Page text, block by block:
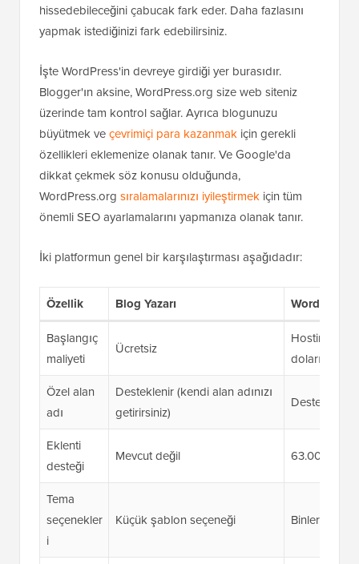
hissedebileceğini çabucak fark eder. Daha fazlasını
yapmak istediğinizi fark edebilirsiniz.
İşte WordPress'in devreye girdiği yer burasıdır.
Blogger'ın aksine, WordPress.org size web siteniz
üzerinde tam kontrol sağlar. Ayrıca blogunuzu
büyütmek veçevrimiçi para kazanmak için gerekli
özellikleri eklemenize olanak tanır. Ve Google'da
dikkat çekmek söz konusu olduğunda,
WordPress.org sıralamalarınızı iyileştirmek için tüm
önemli SEO ayarlamalarını yapmanıza olanak tanır.
İki platformun genel bir karşılaştırması aşağıdadır:
Özellik Blog Yazarı
Başlangıç
maliyeti
Ücretsiz
Hosting için
dolarından
Özel alan
adı
Desteklenir (kendi alan adınızı
getirirsiniz)
Desteklenir,
Eklenti
desteği
Mevcut değil 63.000'den
Tema
seçenekler
i
Küçük şablon seçeneği Binlerce